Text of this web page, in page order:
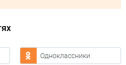
Одноклассники